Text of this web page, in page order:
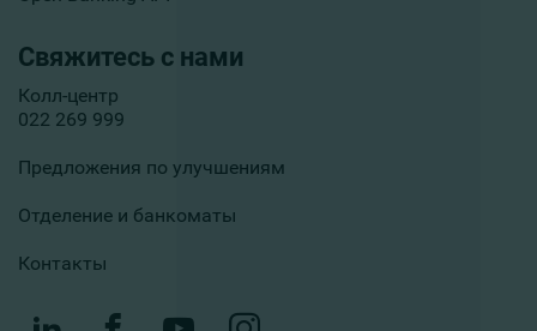
Свяжитесь с нами
Колл-центр
022 269 999
Предложения по улучшениям
Отделение и банкоматы
Контакты